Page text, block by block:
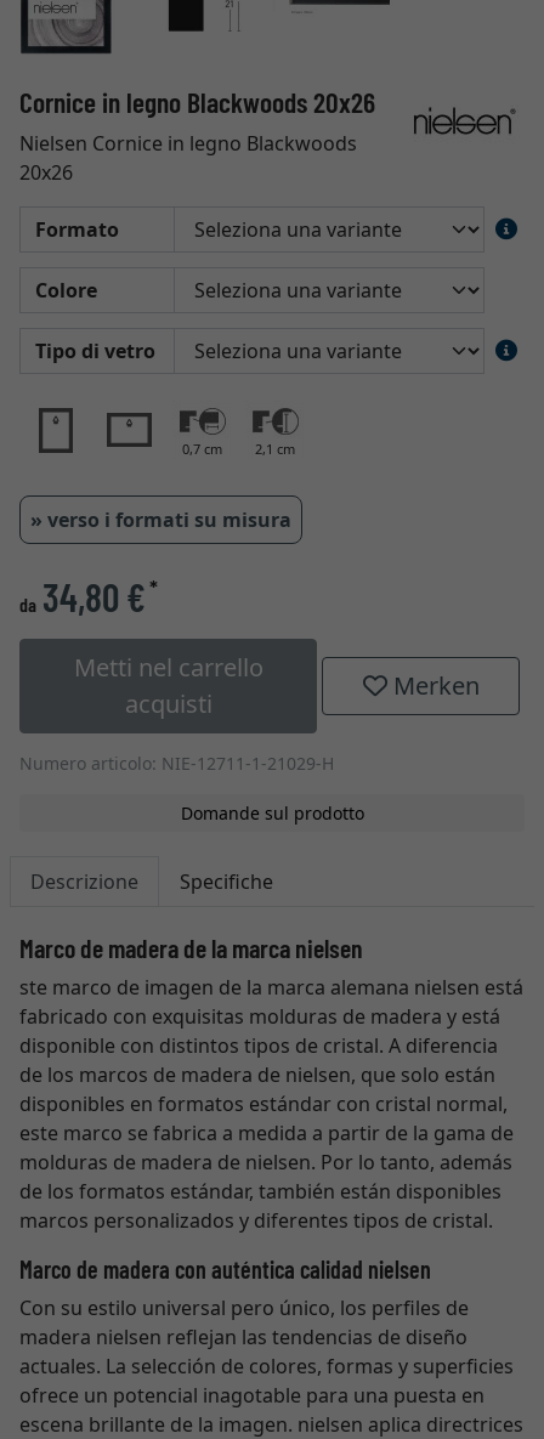
Cornice in legno Blackwoods 20x26
Nielsen Cornice in legno Blackwoods
20x26
Formato
Colore
Tipo di vetro
0,7 cm 2,1 cm
» verso i formati su misura
da 34,80 €*
Metti nel carrello
acquisti
Merken
Numero articolo: NIE-12711-1-21029-H
Domande sul prodotto
Descrizione Specifiche
Marco de madera de la marca nielsen
ste marco de imagen de la marca alemana nielsen está
fabricado con exquisitas molduras de madera y está
disponible con distintos tipos de cristal. A diferencia
de los marcos de madera de nielsen, que solo están
disponibles en formatos estándar con cristal normal,
este marco se fabrica a medida a partir de la gama de
molduras de madera de nielsen. Por lo tanto, además
de los formatos estándar, también están disponibles
marcos personalizados y diferentes tipos de cristal.
Marco de madera con auténtica calidad nielsen
Con su estilo universal pero único, los perfiles de
madera nielsen reflejan las tendencias de diseño
actuales. La selección de colores, formas y superficies
ofrece un potencial inagotable para una puesta en
escena brillante de la imagen. nielsen aplica directrices